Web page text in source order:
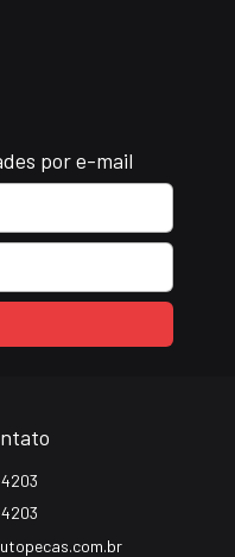
por e-mail